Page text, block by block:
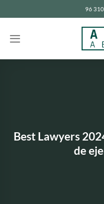
al
96 310
Best Lawyers
de